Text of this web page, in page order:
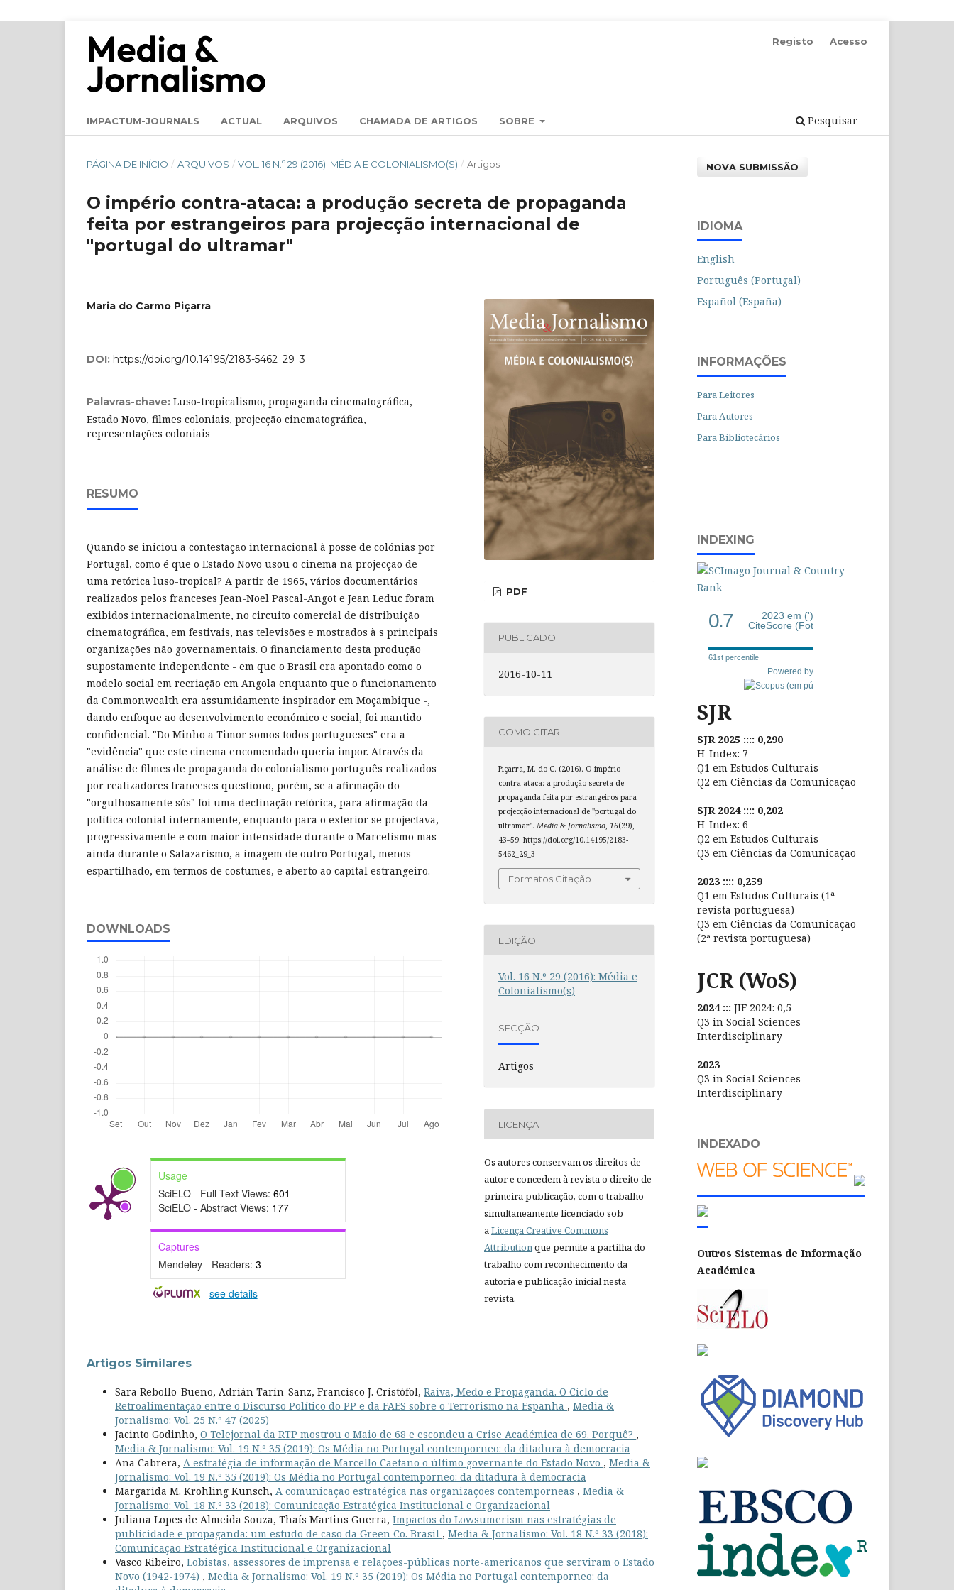
IMPACTUM-JOURNALS ACTUAL ARQUIVOS CHAMADA DE ARTIGOS SOBRE Pesquisar
Registo Acesso
PÁGINA DE INÍCIO / ARQUIVOS / VOL. 16 N.º 29 (2016): MÉDIA E COLONIALISMO(S) / Artigos
O império contra-ataca: a produção secreta de propaganda
feita por estrangeiros para projecção internacional de
"portugal do ultramar"
Maria do Carmo Piçarra
DOI: https://doi.org/10.14195/2183-5462_29_3
Palavras-chave: Luso-tropicalismo, propaganda cinematográfica,
Estado Novo, filmes coloniais, projecção cinematográfica,
representações coloniais
RESUMO
Quando se iniciou a contestação internacional à posse de colónias por
Portugal, como é que o Estado Novo usou o cinema na projecção de
uma retórica luso-tropical? A partir de 1965, vários documentários
realizados pelos franceses Jean-Noel Pascal-Angot e Jean Leduc foram
exibidos internacionalmente, no circuito comercial de distribuição
cinematográfica, em festivais, nas televisões e mostrados à s principais
organizações não governamentais. O financiamento desta produção
supostamente independente - em que o Brasil era apontado como o
modelo social em recriação em Angola enquanto que o funcionamento
da Commonwealth era assumidamente inspirador em Moçambique -,
dando enfoque ao desenvolvimento económico e social, foi mantido
confidencial. "Do Minho a Timor somos todos portugueses" era a
"evidência" que este cinema encomendado queria impor. Através da
análise de filmes de propaganda do colonialismo português realizados
por realizadores franceses questiono, porém, se a afirmação do
"orgulhosamente sós" foi uma declinação retórica, para afirmação da
política colonial internamente, enquanto para o exterior se projectava,
progressivamente e com maior intensidade durante o Marcelismo mas
ainda durante o Salazarismo, a imagem de outro Portugal, menos
espartilhado, em termos de costumes, e aberto ao capital estrangeiro.
DOWNLOADS
Usage
SciELO - Full Text Views: 601
SciELO - Abstract Views: 177
Captures
Mendeley - Readers: 3
- see details
PDF
PUBLICADO
2016-10-11
COMO CITAR
Piçarra, M. do C. (2016). O império
contra-ataca: a produção secreta de
propaganda feita por estrangeiros para
projecção internacional de "portugal do
ultramar". Media & Jornalismo 16(29),
43–59. https://doi.org/10.14195/2183-
5462_29_3
Formatos Citação
EDIÇÃO
Vol. 16 N.º 29 (2016): Média e
Colonialismo(s)
SECÇÃO
Artigos
LICENÇA
Os autores conservam os direitos de
autor e concedem à revista o direito de
primeira publicação, com o trabalho
simultaneamente licenciado sob
aLicença Creative Commons
Attributionque permite a partilha do
trabalho com reconhecimento da
autoria e publicação inicial nesta
revista.
Artigos Similares
Sara Rebollo-Bueno, Adrián Tarín-Sanz, Francisco J. Cristòfol, Raiva, Medo e Propaganda. O Ciclo de
Retroalimentação entre o Discurso Político do PP e da FAES sobre o Terrorismo na Espanha , Media &
Jornalismo: Vol. 25 N.º 47 (2025)
Jacinto Godinho, O Telejornal da RTP mostrou o Maio de 68 e escondeu a Crise Académica de 69. Porquê? ,
Media & Jornalismo: Vol. 19 N.º 35 (2019): Os Média no Portugal contemporneo: da ditadura à democracia
Ana Cabrera, A estratégia de informação de Marcello Caetano o último governante do Estado Novo , Media &
Jornalismo: Vol. 19 N.º 35 (2019): Os Média no Portugal contemporneo: da ditadura à democracia
Margarida M. Krohling Kunsch, A comunicação estratégica nas organizações contemporneas , Media &
Jornalismo: Vol. 18 N.º 33 (2018): Comunicação Estratégica Institucional e Organizacional
Juliana Lopes de Almeida Souza, Thaís Martins Guerra, Impactos do Lowsumerism nas estratégias de
publicidade e propaganda: um estudo de caso da Green Co. Brasil , Media & Jornalismo: Vol. 18 N.º 33 (2018):
Comunicação Estratégica Institucional e Organizacional
Vasco Ribeiro, Lobistas, assessores de imprensa e relações-públicas norte-americanos que serviram o Estado
Novo (1942-1974) , Media & Jornalismo: Vol. 19 N.º 35 (2019): Os Média no Portugal contemporneo: da
NOVA SUBMISSÃO
IDIOMA
English
Português (Portugal)
Español (España)
INFORMAÇÕES
Para Leitores
Para Autores
Para Bibliotecários
INDEXING
0.7
2023 em (')
CiteScore (Fot
61st percentile
Powered by
SJR
SJR 2025 :::: 0,290
H-Index: 7
Q1 em Estudos Culturais
Q2 em Ciências da Comunicação
SJR 2024 :::: 0,202
H-Index: 6
Q2 em Estudos Culturais
Q3 em Ciências da Comunicação
2023 :::: 0,259
Q1 em Estudos Culturais (1ª
revista portuguesa)
Q3 em Ciências da Comunicação
(2ª revista portuguesa)
JCR (WoS)
2024 ::: JIF 2024: 0,5
Q3 in Social Sciences
Interdisciplinary
2023
Q3 in Social Sciences
Interdisciplinary
INDEXADO
Outros Sistemas de Informação
Académica